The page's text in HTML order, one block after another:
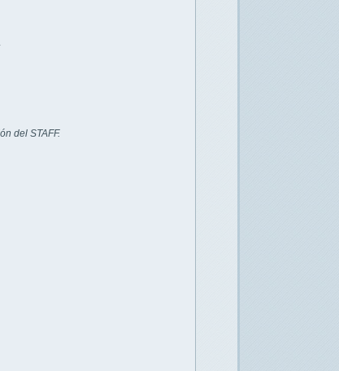
del STAFF.